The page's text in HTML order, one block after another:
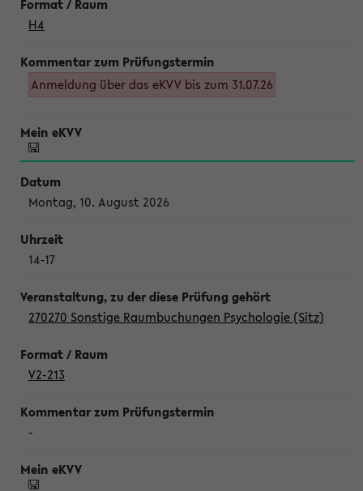
H4
Anmeldung über das eKVV bis zum 31.07.26
Montag, 10. August 2026
14-17
270270 Sonstige Raumbuchungen Psychologie (Sitz)
V2-213
-